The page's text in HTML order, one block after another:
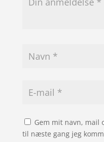
Gem mit navn, mail
til næste gang jeg